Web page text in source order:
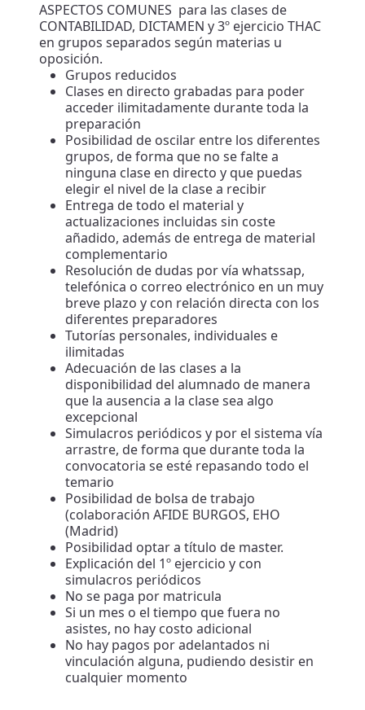
ASPECTOS COMUNES para las clases de
CONTABILIDAD, DICTAMEN y 3º ejercicio THAC
en grupos separados según materias u
oposición.
Grupos reducidos
Clases en directo grabadas para poder
acceder ilimitadamente durante toda la
preparación
Posibilidad de oscilar entre los diferentes
grupos, de forma que no se falte a
ninguna clase en directo y que puedas
elegir el nivel de la clase a recibir
Entrega de todo el material y
actualizaciones incluidas sin coste
añadido, además de entrega de material
complementario
Resolución de dudas por vía whatssap,
telefónica o correo electrónico en un muy
breve plazo y con relación directa con los
diferentes preparadores
Tutorías personales, individuales e
ilimitadas
Adecuación de las clases a la
disponibilidad del alumnado de manera
que la ausencia a la clase sea algo
excepcional
Simulacros periódicos y por el sistema vía
arrastre, de forma que durante toda la
convocatoria se esté repasando todo el
temario
Posibilidad de bolsa de trabajo
(colaboración AFIDE BURGOS, EHO
(Madrid)
Posibilidad optar a título de master.
Explicación del 1º ejercicio y con
simulacros periódicos
No se paga por matricula
Si un mes o el tiempo que fuera no
asistes, no hay costo adicional
No hay pagos por adelantados ni
vinculación alguna, pudiendo desistir en
cualquier momento